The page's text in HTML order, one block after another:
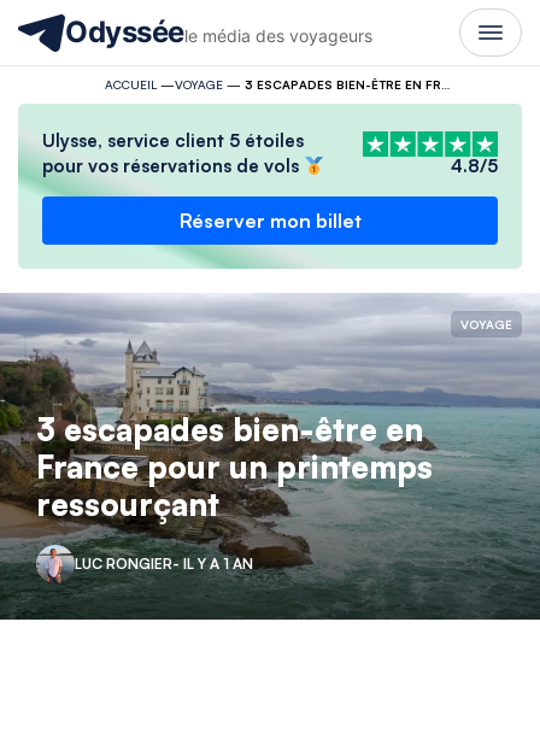
Odysséele média des voyageurs
ACCUEIL —VOYAGE—
Ulysse, service client 5 étoiles
pour vos réservations de vols
4.8/5
Réserver mon billet
VOYAGE
3 escapades bien-être en
France pour un printemps
ressourçant
LUC RONGIER- IL Y A 1 AN